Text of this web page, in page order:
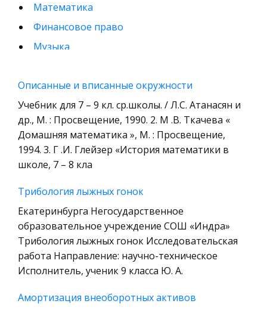
Математика
Финансовое право
Музыка
кредитные отношения
Конституционное (государственное) право
зарубежных стран
Муниципальное право России
Радиоэлектроника
Физкультура и Спорт
История отечественного государства и
права
Технология
Уголовное право
Природопользование
Описанные и вписанные окружности
Учебник для 7 – 9 кл. ср.школы. / Л.С. Атанасян и
др., М. : Просвещение, 1990. 2. М .В. Ткачева «
Домашняя математика », М. : Просвещение,
1994. 3. Г .И. Глейзер «История математики в
школе, 7 – 8 кла
Трибология лыжных гонок
Екатеринбурга Негосударственное
образовательное учреждение СОШ «Индра»
Трибология лыжных гонок Исследовательская
работа Направление: научно-техническое
Исполнитель, ученик 9 класса Ю. А.
Амортизация внеоборотных активов